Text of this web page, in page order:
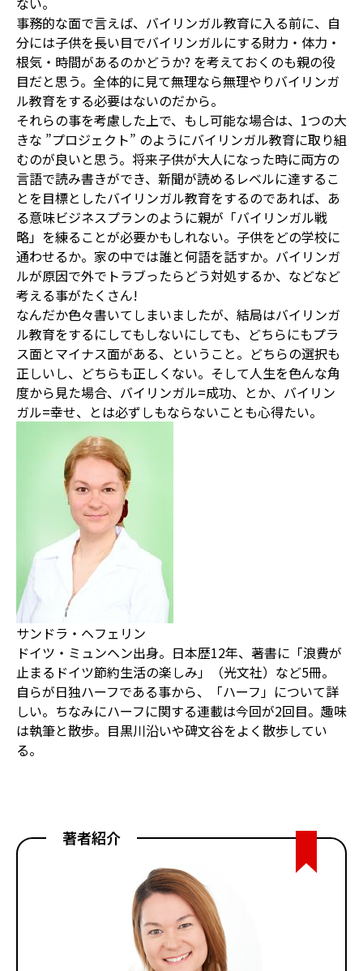
事務的な面で言えば、バイリンガル教育に入る前に、自
分には子供を長い目でバイリンガルにする財力・体力・
根気・時間があるのかどうか? を考えておくのも親の役
目だと思う。全体的に見て無理なら無理やりバイリンガ
ル教育をする必要はないのだから。
それらの事を考慮した上で、もし可能な場合は、1つの大
きな ”プロジェクト” のようにバイリンガル教育に取り組
むのが良いと思う。将来子供が大人になった時に両方の
言語で読み書きができ、新聞が読めるレベルに達するこ
とを目標としたバイリンガル教育をするのであれば、あ
る意味ビジネスプランのように親が「バイリンガル戦
略」を練ることが必要かもしれない。子供をどの学校に
通わせるか。家の中では誰と何語を話すか。バイリンガ
ルが原因で外でトラブったらどう対処するか、などなど
考える事がたくさん!
なんだか色々書いてしまいましたが、結局はバイリンガ
ル教育をするにしてもしないにしても、どちらにもプラ
ス面とマイナス面がある、ということ。どちらの選択も
正しいし、どちらも正しくない。そして人生を色んな角
度から見た場合、バイリンガル=成功、とか、バイリン
ガル=幸せ、とは必ずしもならないことも心得たい。
サンドラ・ヘフェリン
ドイツ・ミュンヘン出身。日本歴12年、著書に「浪費が
止まるドイツ節約生活の楽しみ」（光文社）など5冊。
自らが日独ハーフである事から、「ハーフ」について詳
しい。ちなみにハーフに関する連載は今回が2回目。趣味
は執筆と散歩。目黒川沿いや碑文谷をよく散歩してい
る。
著者紹介